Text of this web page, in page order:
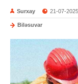
Surxay 21-07-
Biləsuvar